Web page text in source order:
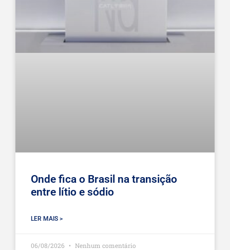
Onde fica o Brasil na transição
entre lítio e sódio
LER MAIS >
06/08/2026 Nenhum comentário